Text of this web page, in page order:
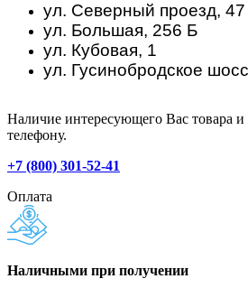
ул. Северный проезд, 47
ул. Большая, 256 Б
ул. Кубовая, 1
ул. Гусинобродское
Наличие интересующего Вас товара и
телефону.
+7 (800) 301-52-41
Оплата
Наличными при получении